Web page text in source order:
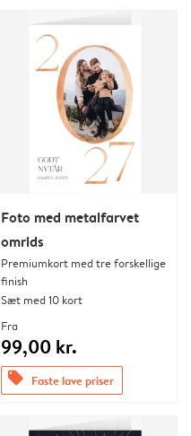
Foto med metalfarvet
omrids
Premiumkort med tre forskellige
finish
Sæt med 10 kort
Fra
99,00 kr.
offers Faste lave priser